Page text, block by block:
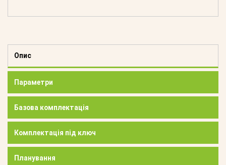
Опис
Параметри
Базова комплектація
Комплектація під ключ
Планування